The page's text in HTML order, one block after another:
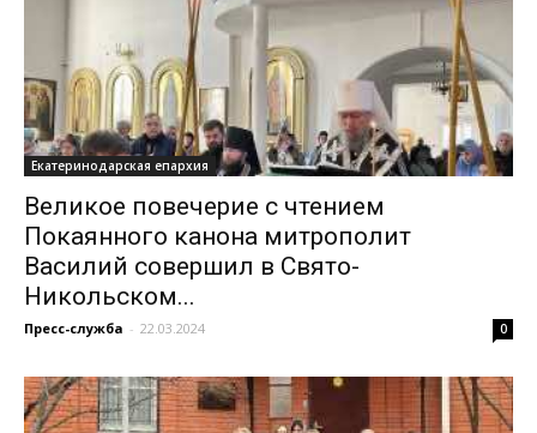
Екатеринодарская епархия
Великое повечерие с чтением
Покаянного канона митрополит
Василий совершил в Свято-
Никольском...
Пресс-служба - 22.03.2024 0